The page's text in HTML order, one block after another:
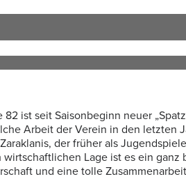
ist seit Saisonbeginn neuer
Arbeit der Verein in den letzten
der früher als
Lage ist es ein ganz
und eine tolle